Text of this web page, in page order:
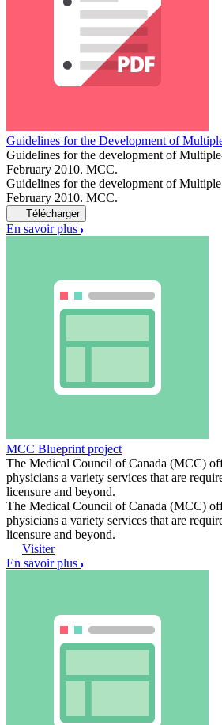
Guidelines for the Development of
Guidelines for the development of
February 2010. MCC.
Guidelines for the development of
February 2010. MCC.
Télécharger
En savoir plus
MCC Blueprint project
The Medical Council of Canada (MCC)
physicians a variety services that are
licensure and beyond.
The Medical Council of Canada (MCC)
physicians a variety services that are
licensure and beyond.
Visiter
En savoir plus